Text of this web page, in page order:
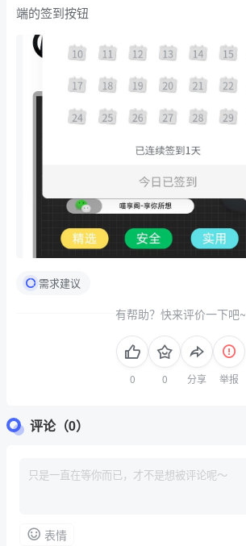
端的签到按钮
需求建议
有帮助？快来评价一下吧~
分享 举报
评论（0）
表情